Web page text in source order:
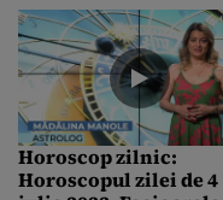
importante de bani,
și fac cheltuieli mai
Horoscop zilnic:
Horoscopul zilei de 4